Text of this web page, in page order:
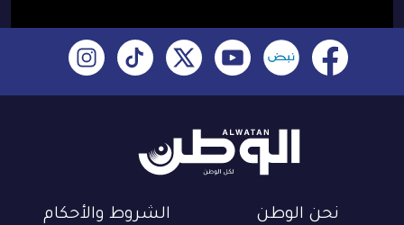
نحن الوطن الشروط والأحكام